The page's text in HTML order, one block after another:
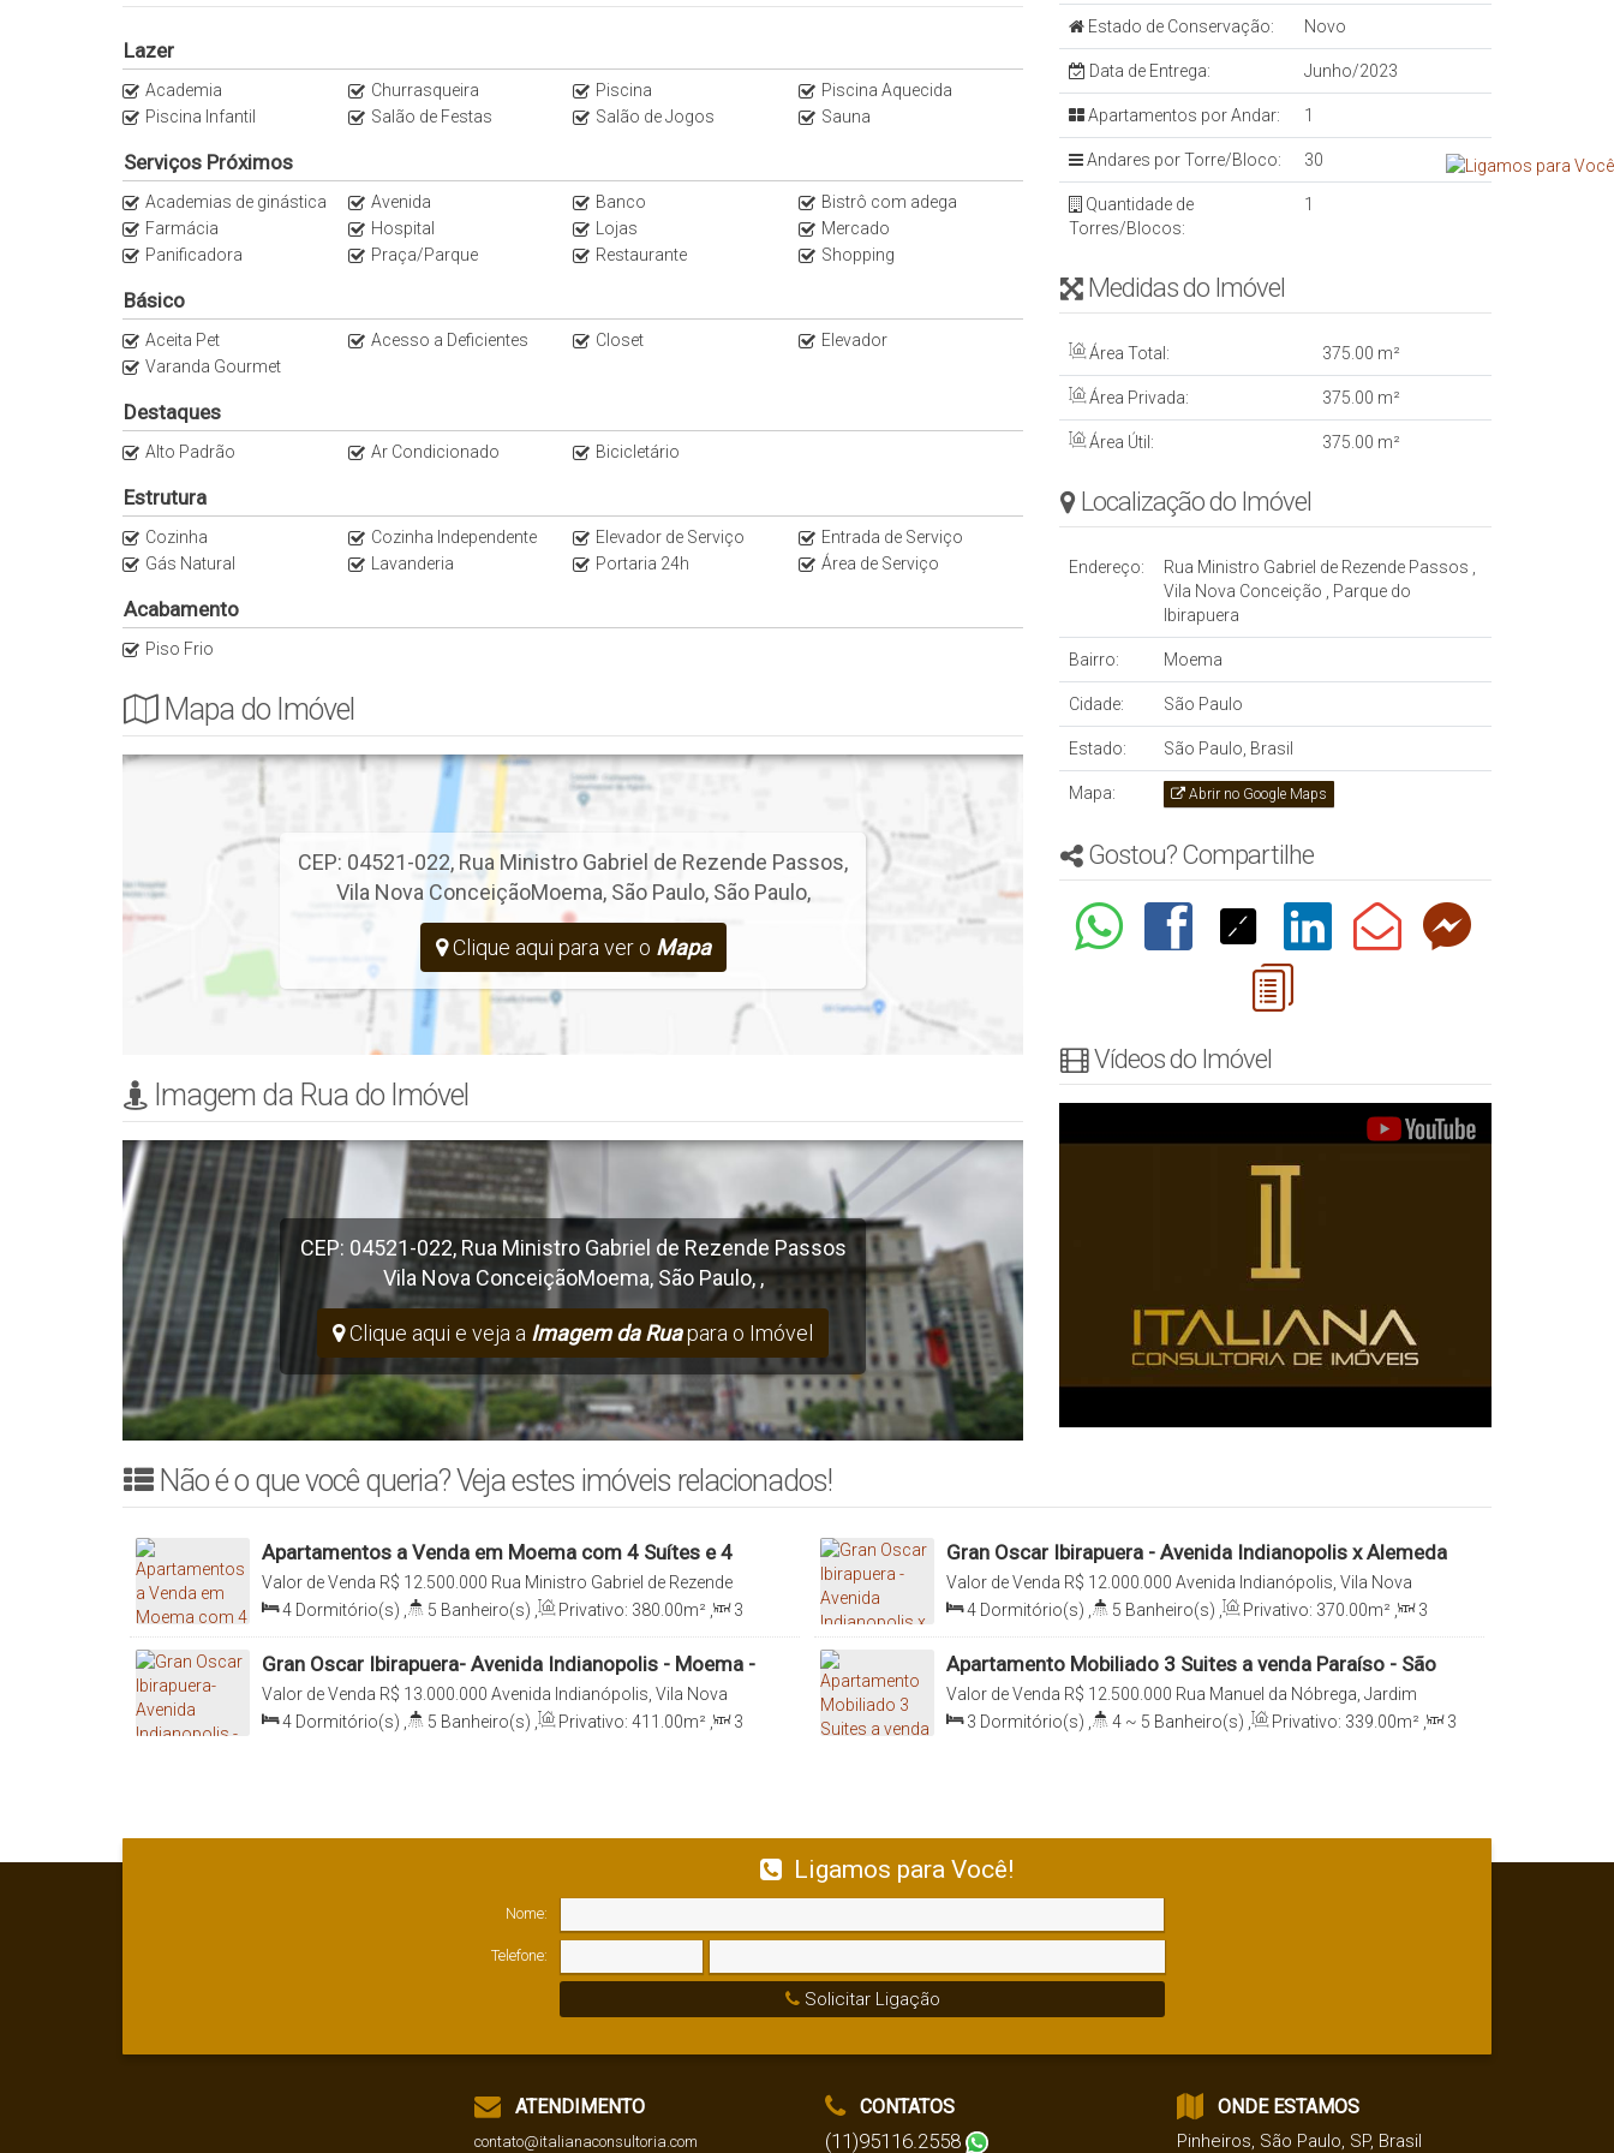
Projetado por renomados Arquitetos, Design único.
Projeto de Arquitetura: Itamar Berezin
Projeto Paisagismo: Benedito Abbud
Projeto Decoração: João Armentano
- 3 Min do Parque Ibirapuera
- 3 Min do Clube Atlético Monte Líbano
- 3 Min do Parque das Bicicletas
- 4 min do Stuppendo
- 5 min do Parque do Povo
- 5 Min do Mercado Pão de Açúcar
- 7 minutos do Shopping e Avenida Ibirapuera
- 8 min da Avenida dos Bandeirantes
Para mais informações, contate-nos.
Anuncie seu imóvel Conosco
disponibilidade com o nosso consultor especializado*.
Lazer
Academia Churrasqueira Piscina
Piscina Aquecida
Piscina Infantil
Salão de Festas Salão de Jogos Sauna
Serviços Próximos
Academias de ginástica Avenida Banco
Bistrô com adega
Farmácia
Hospital Lojas
Mercado
Panificadora
Praça/Parque Restaurante Shopping
Básico
Aceita Pet Acesso a Deficientes Closet
Elevador
Varanda Gourmet
Destaques
Alto Padrão Ar Condicionado Bicicletário
Estrutura
Cozinha Cozinha Independente Elevador de Serviço
Entrada de Serviço
Gás Natural
Lavanderia Portaria 24h Área de Serviço
Acabamento
Piso Frio
Mapa do Imóvel
CEP: 04521-022, Rua Ministro Gabriel de Rezende Passos,
Vila Nova ConceiçãoMoema, São Paulo, São Paulo,
Clique aqui para ver o Mapa
Imagem da Rua do Imóvel
CEP: 04521-022, Rua Ministro Gabriel de Rezende Passos
Vila Nova ConceiçãoMoema, São Paulo,,
Clique aqui e veja a Imagem da Ruapara o Imóvel
Estado de Conservação: Novo
Data de Entrega: Junho/2023
Apartamentos por Andar: 1
Andares por Torre/Bloco: 30
Quantidade de
Torres/Blocos:
1
Medidas do Imóvel
Área Total: 375 .00 m²
Área Privada: 375 .00 m²
Área Útil: 375 .00 m²
Localização do Imóvel
Endereço: Rua Ministro Gabriel de Rezende Passos
Vila Nova Conceição
Parque do
Ibirapuera
Bairro: Moema
Cidade: São Paulo
Estado: São Paulo, Brasil
Mapa: Abrir no Google Maps
Gostou? Compartilhe
Vídeos do Imóvel
Não é o que você queria? Veja estes imóveis relacionados!
Apartamentos a Venda em Moema com 4 Suítes e 4
Vagas
R$ 12.500.000
Valor de Venda
Rua Ministro Gabriel de Rezende
Passos, Itaim Bibi, 04521-022, Moema, São Paulo, São Paulo, Brasil
4 Dormitório(s) 5 Banheiro(s) Privativo: 380 .00m²
3
380
.00m²
Gran Oscar Ibirapuera - Avenida Indianopolis x Alemeda
do Anapurus - Moema - São Paulo - SP
R$ 12.000.000
Valor de Venda
Avenida Indianópolis, Vila Nova
Conceição, 04062-001, Moema, São Paulo, São Paulo, Brasil
4 Dormitório(s) 5 Banheiro(s) Privativo: 370 .00m²
3
370
.00
Gran Oscar Ibirapuera- Avenida Indianopolis - Moema -
São Paulo - SP
R$ 13.000.000
Valor de Venda
Avenida Indianópolis, Vila Nova
Conceição, 04062-001, Moema, São Paulo, São Paulo, Brasil
4 Dormitório(s) 5 Banheiro(s) Privativo: 411 .00m²
3
Apartamento Mobiliado 3 Suites a venda Paraíso - São
Paulo - SP
R$ 12.500.000
Valor de Venda
Rua Manuel da Nóbrega, Jardim
Paulista, 04001-080, Moema, São Paulo, São Paulo, Brasil
3 Dormitório(s) 4 ~ 5 Banheiro(s) Privativo: 339 .00m²
3
Ligamos para Você!
Nome:
Telefone:
Solicitar Ligação
ATENDIMENTO
contato@italianaconsultoria.com
CONTATOS
(11)95116.2558
ONDE ESTAMOS
Pinheiros São Paulo SP, Brasil